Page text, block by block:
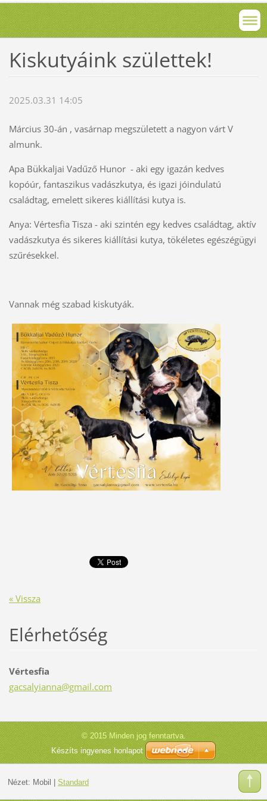
Kiskutyáink születtek!
2025.03.31 14:05
Március 30-án , vasárnap megszületett a nagyon várt V
almunk.
Apa Bükkaljai Vadűző Hunor - aki egy igazán kedves
kopóúr, fantaszikus vadászkutya, és igazi jóindulatú
családtag, emelett sikeres kiállítási kutya is.
Anya: Vértesfia Tisza - aki szintén egy kedves családtag, aktív
vadászkutya és sikeres kiállítási kutya, tökéletes egészégügyi
szűrésekkel.
Vannak még szabad kiskutyák.
« Vissza
Elérhetőség
Vértesfia
gacsalyianna@gmail.com
© 2015 Minden jog fenntartva.
Készíts ingyenes honlapot
Nézet: Mobil Standard